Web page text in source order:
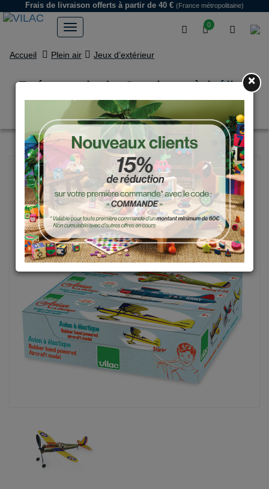
0
Frais de livraison offerts à partir de 40 € (France métropolitaine)
Accueil Plein air Jeux d’extérieur
Présentoir de 6 avions à hélice
assortis
×